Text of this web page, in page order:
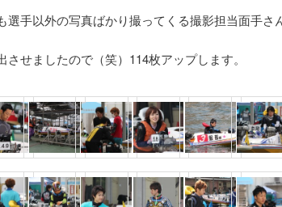
選手以外の写真ばかり撮ってくる撮影担当面手さ
させましたので（笑）114枚アップします。